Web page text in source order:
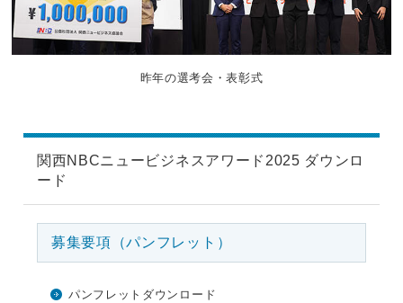
昨年の選考会・表彰式
関西NBCニュービジネスアワード2025 ダウンロ
ード
募集要項（パンフレット）
パンフレットダウンロード